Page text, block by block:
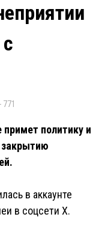
примет политику и
в аккаунте
в соцсети Х.